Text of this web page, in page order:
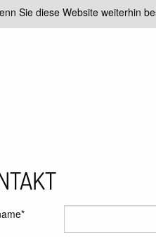
Sie diese Website weiterhin